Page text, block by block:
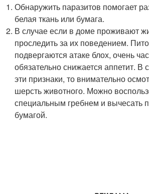
Обнаружить паразитов помогает
белая ткань или бумага.
В случае если в доме проживают
проследить за их поведением.
подвергаются атаке блох, очень
обязательно снижается аппетит. В
эти признаки, то внимательно
шерсть животного. Можно
специальным гребнем и вычесать
бумагой.